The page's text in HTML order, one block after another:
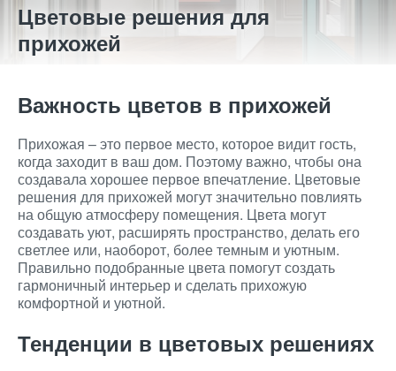
Цветовые решения для
прихожей
Важность цветов в прихожей
Прихожая – это первое место, которое видит гость,
когда заходит в ваш дом. Поэтому важно, чтобы она
создавала хорошее первое впечатление. Цветовые
решения для прихожей могут значительно повлиять
на общую атмосферу помещения. Цвета могут
создавать уют, расширять пространство, делать его
светлее или, наоборот, более темным и уютным.
Правильно подобранные цвета помогут создать
гармоничный интерьер и сделать прихожую
комфортной и уютной.
Тенденции в цветовых решениях